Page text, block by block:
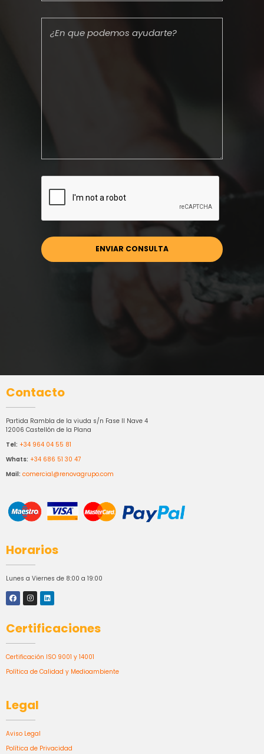
Contacto
Partida Rambla de la viuda s/n Fase II Nave 4
12006 Castellón de la Plana
Tel: +34 964 04 55 81
Whats: +34 686 51 30 47
Mail: comercial@renovagrupo.com
Horarios
Lunes a Viernes de 8:00 a 19:00
Certificaciones
Certificación ISO 9001 y 14001
Política de Calidad y Medioambiente
Legal
Aviso Legal
Política de Privacidad